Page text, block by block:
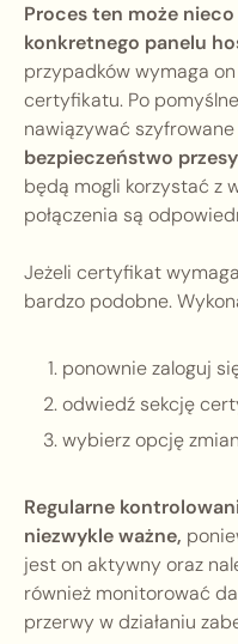
Proces ten może
konkretnego panelu
przypadków wymaga
certyfikatu. Po
nawiązywać szyfrowane
bezpieczeństwo
będą mogli korzystać z
połączenia są
Jeżeli certyfikat
bardzo podobne.
ponownie zaloguj
odwiedź sekcję
wybierz opcję
Regularne
niezwykle ważne,
jest on aktywny oraz
również monitorować
przerwy w działaniu